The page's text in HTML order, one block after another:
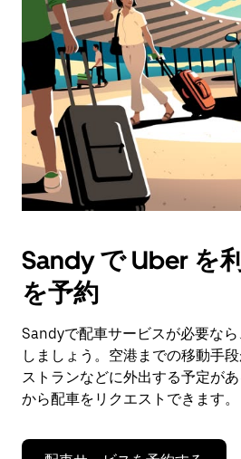
Sandy で Uber を
を予約
Sandyで配車サービスが必要な
しましょう。空港までの移動手
ストランなどに外出する予定が
から配車をリクエストできます。